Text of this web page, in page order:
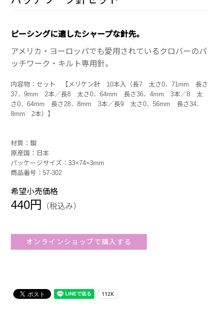
ピーシングに適したシャープな針先。
アメリカ・ヨーロッパでも愛用されているクロバーのパ
ッチワーク・キルト専用針。
内容物：セット 【メリケン針 10本入（長7 太さ0．71mm 長さ
37．9mm 2本／長8 太さ0．64mm 長さ36．4mm 3本／8 太
さ0．64mm 長さ28．8mm 3本／長9 太さ0．56mm 長さ34．
8mm 2本）】
材質：鋼
原産国：日本
パッケージサイズ：33×74×3mm
商品番号：57-302
希望小売価格
440円 （税込み）
オンラインショップで購入する